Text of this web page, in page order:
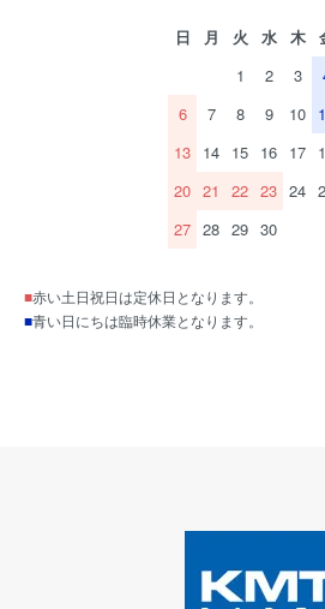
日 月 火 水 木
1
2 3
6
7 8 9 10
13 14 15 16 17
20 21 22 23 24
27 28 29 30
■赤い土日祝日は定休日となります。
■青い日にちは臨時休業となります。